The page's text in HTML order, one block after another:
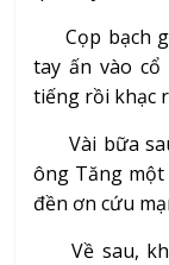
Cọp bạch
tay ấn vào cổ
tiếng rồi khạc
Vài bữa
ông Tăng
đền ơn cứu
Về sau, khi